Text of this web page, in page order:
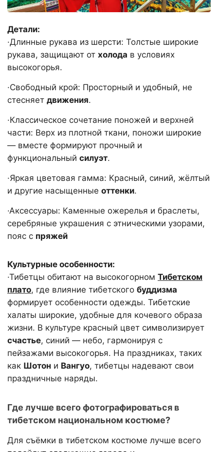
Детали:
·Длинные рукава из шерсти: Толстые широкие
рукава, защищают от холода в условиях
высокогорья.
·Свободный крой: Просторный и удобный, не
стесняет движения.
·Классическое сочетание поножей и верхней
части: Верх из плотной ткани, поножи широкие
— вместе формируют прочный и
функциональный силуэт.
·Яркая цветовая гамма: Красный, синий, жёлтый
и другие насыщенные оттенки.
·Аксессуары: Каменные ожерелья и браслеты,
серебряные украшения с этническими узорами,
пояс с пряжей
Культурные особенности:
·Тибетцы обитают на высокогорном Тибетском
плато, где влияние тибетского буддизма
формирует особенности одежды. Тибетские
халаты широкие, удобные для кочевого образа
жизни. В культуре красный цвет символизирует
счастье, синий — небо, гармонируя с
пейзажами высокогорья. На праздниках, таких
как Шотон и Вангуо, тибетцы надевают свои
праздничные наряды.
Где лучше всего фотографироваться в
тибетском национальном костюме?
Для съёмки в тибетском костюме лучше всего